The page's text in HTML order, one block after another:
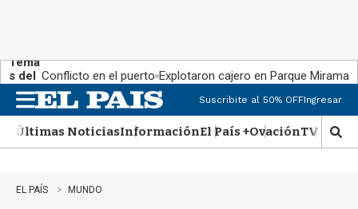
Tema
s del
día:
Conflicto en el puerto Explotaron cajero en Parque Miramar
n
u
Suscribite al 50% OFFIngresar
Últimas NoticiasInformaciónEl País +OvaciónTV Show
M
o
EL PAÍS MUNDO